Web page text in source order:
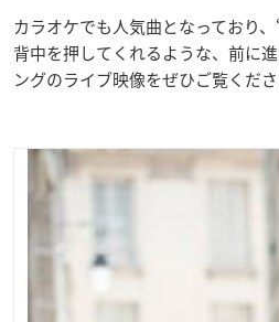
カラオケでも人気曲となっており
背中を押してくれるような、前に
ングのライブ映像をぜひご覧くださ